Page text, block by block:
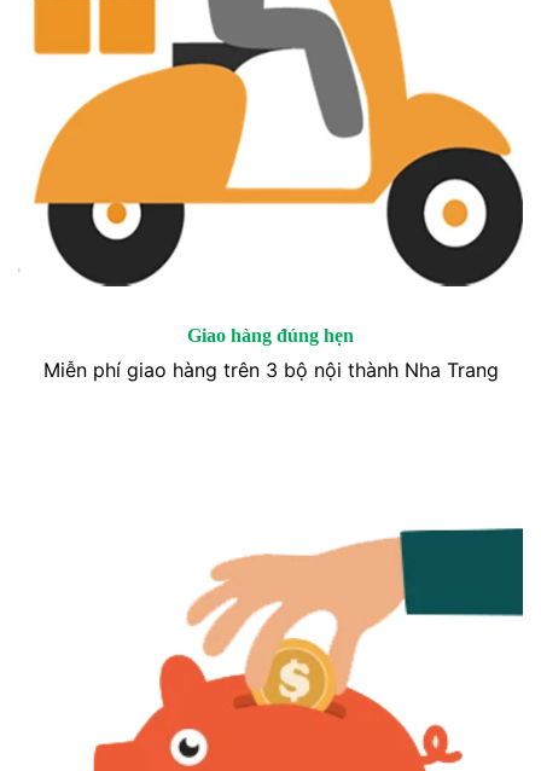
Giao hàng đúng hẹn
Miễn phí giao hàng trên 3 bộ nội thành Nha Trang